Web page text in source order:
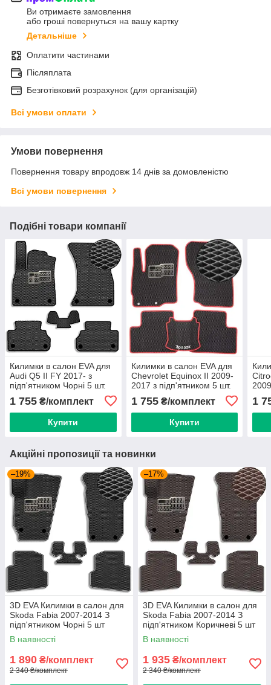
Ви отримаєте замовлення
або гроші повернуться на вашу картку
Детальніше
Оплатити частинами
Післяплата
Безготівковий розрахунок (для організацій)
Всі умови оплати
Умови повернення
Повернення товару впродовж 14 днів за домовленістю
Всі умови повернення
Подібні товари компанії
Килимки в салон EVA для
Audi Q5 II FY 2017- з
підп'ятником Чорні 5 шт.
1 755 ₴/комплект
Купити
Килимки в салон EVA для
Chevrolet Equinox II 2009-
2017 з підп'ятником 5 шт.
1 755₴/комплект
Купити
1
Акційні пропозиції та новинки
–19%
3D EVA Килимки в салон для
Skoda Fabia 2007-2014 З
підп'ятником Чорні 5 шт
В наявності
1 890 ₴/комплект
2 340 ₴/комплект
–17%
3D EVA Килимки в салон для
Skoda Fabia 2007-2014 З
підп'ятником Коричневі 5 шт
В наявності
1 935 ₴/комплект
2 340 ₴/комплект